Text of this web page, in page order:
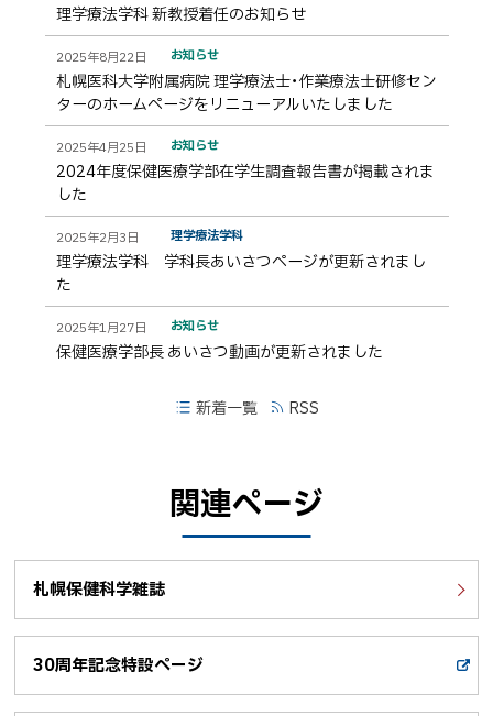
理学療法学科 新教授着任のお知らせ
2025年8月22日 お知らせ
札幌医科大学附属病院 理学療法士・作業療法士研修セン
ターのホームページをリニューアルいたしました
2025年4月25日 お知らせ
2024年度保健医療学部在学生調査報告書が掲載されま
した
2025年2月3日 理学療法学科
理学療法学科 学科長あいさつページが更新されまし
た
2025年1月27日 お知らせ
保健医療学部長 あいさつ動画が更新されました
新着一覧 RSS
戻
関連ページ
札幌保健科学雑誌
30周年記念特設ページ
部